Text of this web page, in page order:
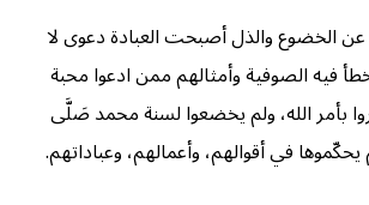
عن الخضوع والذل أصبحت العبادة دعوى لا
فيه الصوفية وأمثالهم ممن ادعوا محبة
بأمر الله، ولم يخضعوا لسنة محمد صَلَّى
في أقوالهم، وأعمالهم، وعباداتهم.